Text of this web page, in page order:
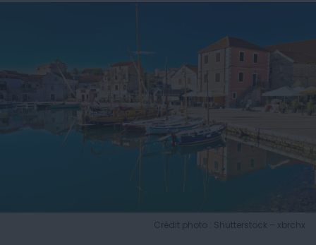
Crédit photo : Shutterstock – xbrchx